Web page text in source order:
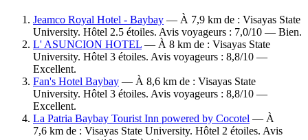
Jeamco Royal Hotel - Baybay — À 7,9 km de : Visayas State
University. Hôtel 2.5 étoiles. Avis voyageurs : 7,0/10 — Bien.
L' ASUNCION HOTEL — À 8 km de : Visayas State
University. Hôtel 3 étoiles. Avis voyageurs : 8,8/10 —
Excellent.
Fan's Hotel Baybay — À 8,6 km de : Visayas State
University. Hôtel 3 étoiles. Avis voyageurs : 8,8/10 —
Excellent.
La Patria Baybay Tourist Inn powered by Cocotel — À
7,6 km de : Visayas State University. Hôtel 2 étoiles. Avis